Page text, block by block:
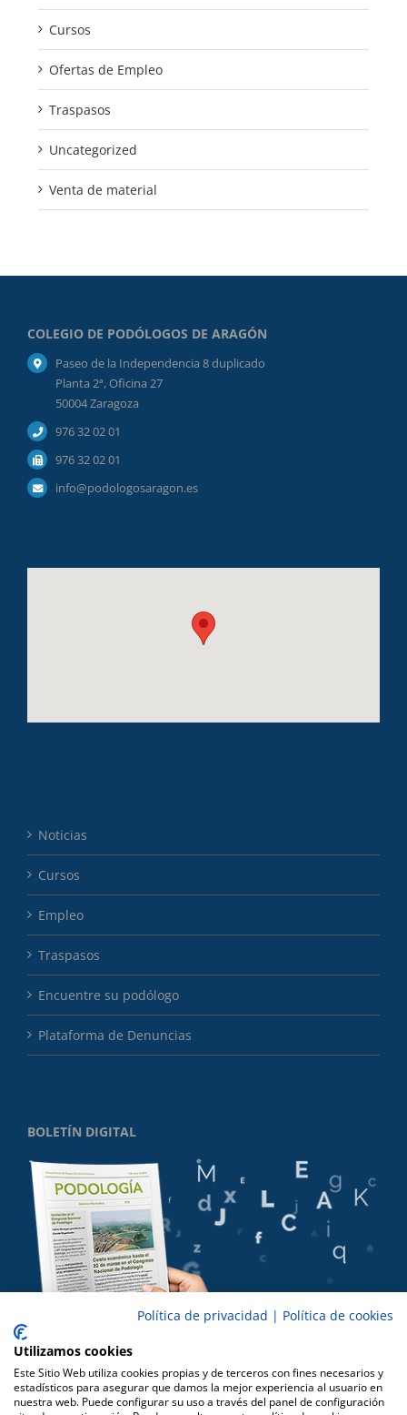
Cursos
Ofertas de Empleo
Traspasos
Uncategorized
Venta de material
COLEGIO DE PODÓLOGOS DE ARAGÓN
Paseo de la Independencia 8 duplicado
Planta 2ª, Oficina 27
50004 Zaragoza
976 32 02 01
976 32 02 01
info@podologosaragon.es
Noticias
Cursos
Empleo
Traspasos
Encuentre su podólogo
Plataforma de Denuncias
BOLETÍN DIGITAL
Política de privacidad | Política de cookies
Utilizamos cookies
Este Sitio Web utiliza cookies propias y de terceros con fines necesarios y
estadísticos para asegurar que damos la mejor experiencia al usuario en
nuestra web. Puede configurar su uso a través del panel de configuración